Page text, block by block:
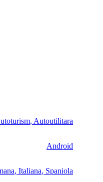
, Autoutilitara
Android
, Italiana, Spaniola